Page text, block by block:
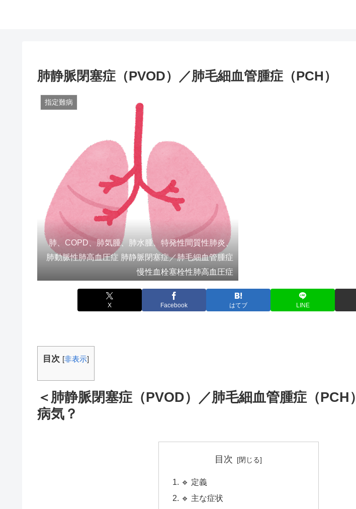
肺静脈閉塞症（PVOD）／肺毛細血管腫症（PCH）
指定難病
肺、COPD、肺気腫、肺水腫、特発性間質性肺炎、
肺動脈性肺高血圧症 肺静脈閉塞症／肺毛細血管腫症
慢性血栓塞栓性肺高血圧症
X Facebook はてブ LINE
目次 [非表示]
＜肺静脈閉塞症（PVOD） ／肺毛細血管腫症（PCH）
病気？
目次
🔹 定義
🔹 主な症状